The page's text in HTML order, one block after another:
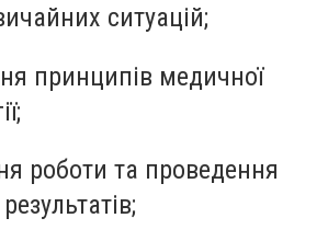
ситуацій;
принципів медичної
роботи та проведення
результатів;